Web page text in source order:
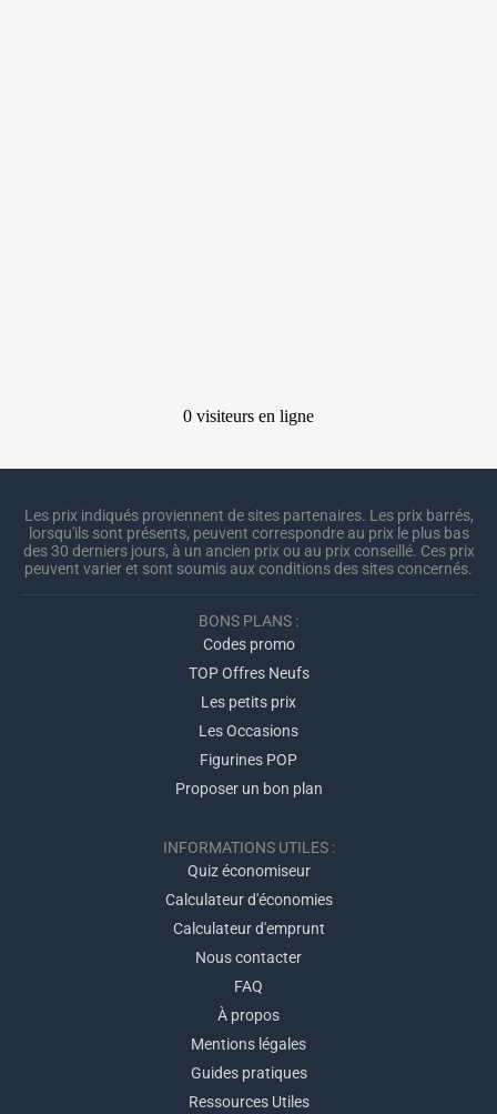
Les prix indiqués proviennent de sites partenaires. Les prix barrés,
lorsqu'ils sont présents, peuvent correspondre au prix le plus bas
des 30 derniers jours, à un ancien prix ou au prix conseillé. Ces prix
peuvent varier et sont soumis aux conditions des sites concernés.
BONS PLANS :
Codes promo
TOP Offres Neufs
Les petits prix
Les Occasions
Figurines POP
Proposer un bon plan
INFORMATIONS UTILES :
Quiz économiseur
Calculateur d'économies
Calculateur d'emprunt
Nous contacter
FAQ
À propos
Mentions légales
Guides pratiques
Ressources Utiles